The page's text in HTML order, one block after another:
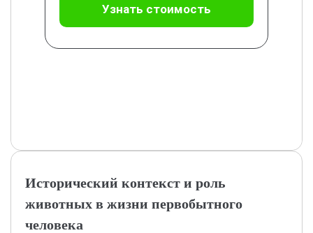
Узнать стоимость
Исторический контекст и роль
животных в жизни первобытного
человека